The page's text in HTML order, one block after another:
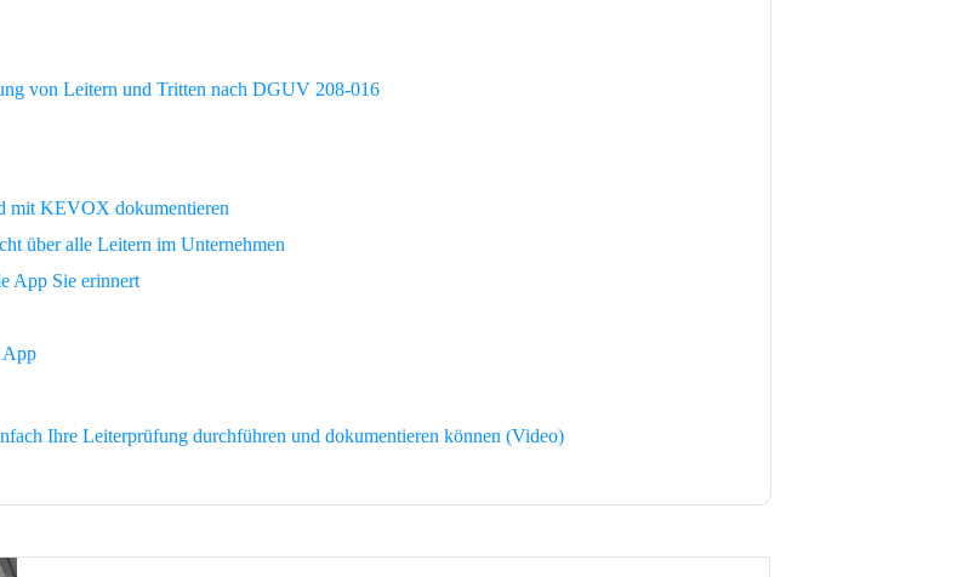
von Leitern und Tritten nach DGUV 208-016
mit KEVOX dokumentieren
über alle Leitern im Unternehmen
App Sie erinnert
App
Ihre Leiterprüfung durchführen und dokumentieren können (Video)